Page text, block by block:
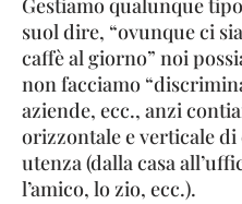
Gestiamo qualunque
suol dire, “ovunque ci
caffè al giorno” noi
non facciamo
aziende, ecc., anzi
orizzontale e verticale
utenza (dalla casa
l’amico, lo zio, ecc.).